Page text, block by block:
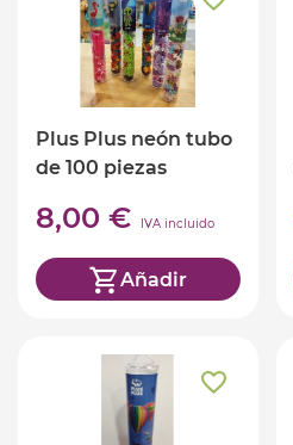
Plus Plus neón tubo
de 100 piezas
8,00 € IVA incluido
Añadir